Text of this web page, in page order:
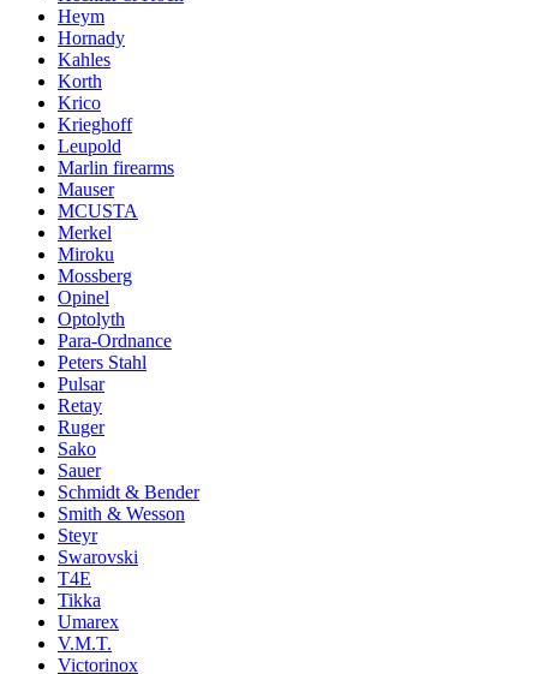
Heym
Hornady
Kahles
Korth
Krico
Krieghoff
Leupold
Marlin firearms
Mauser
MCUSTA
Merkel
Miroku
Mossberg
Opinel
Optolyth
Para-Ordnance
Peters Stahl
Pulsar
Retay
Ruger
Sako
Sauer
Schmidt & Bender
Smith & Wesson
Steyr
Swarovski
T4E
Tikka
Umarex
V.M.T.
Victorinox